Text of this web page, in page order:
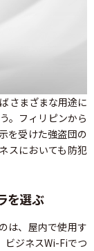
さまざまな用途に
。フィリピンから
を受けた強盗団の
スにおいても防犯
を選ぶ
は、屋内で使用す
ビジネスWi-Fiでつ